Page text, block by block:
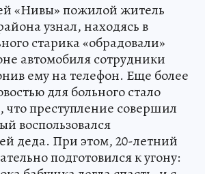
«Нивы» пожилой житель
узнал, находясь в
старика «обрадовали»
автомобиля сотрудники
ему на телефон. Еще более
для больного стало
что преступление совершил
воспользовался
деда. При этом, 20-летний
подготовился к угону: